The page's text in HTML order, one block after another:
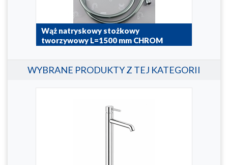
Wąż natryskowy stożkowy
tworzywowy L=1500 mm CHROM
843-170-00
WYBRANE PRODUKTY Z TEJ KATEGORII